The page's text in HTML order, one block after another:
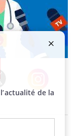
Instagram
de la